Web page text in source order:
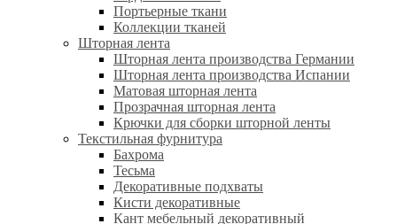
Портьерные ткани
Коллекции тканей
Шторная лента
Шторная лента производства Германии
Шторная лента производства Испании
Матовая шторная лента
Прозрачная шторная лента
Крючки для сборки шторной ленты
Текстильная фурнитура
Бахрома
Тесьма
Декоративные подхваты
Кисти декоративные
Кант мебельный декоративный